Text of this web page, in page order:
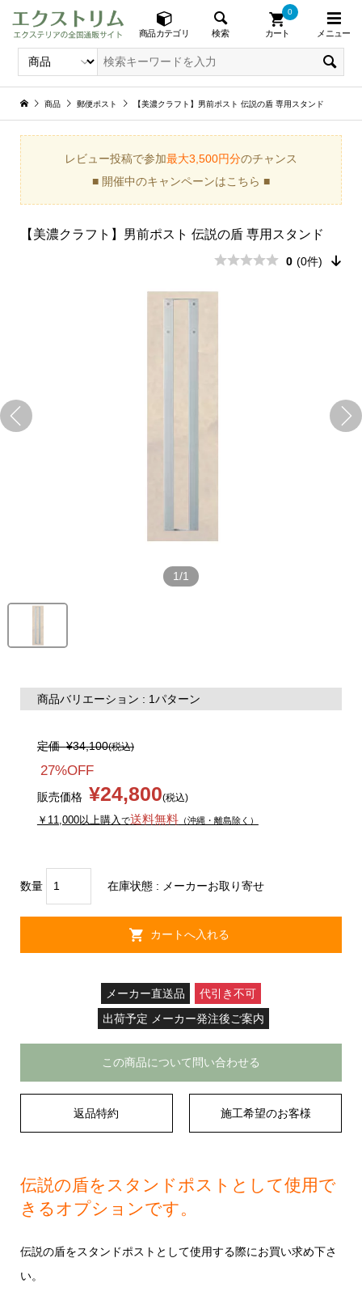
商品カテゴリ 検索 カート
0
メニュー
商品 郵便ポスト 【美濃クラフト】男前ポスト 伝説の盾 専用スタンド
レビュー投稿で参加最大3,500円分のチャンス
■ 開催中のキャンペーンはこちら ■
【美濃クラフト】男前ポスト 伝説の盾 専用スタンド
0 (0件)
1/1
商品バリエーション : 1パターン
定価¥34,100(税込)
27%OFF
販売価格 ¥24,800(税込)
￥11,000以上購入 で送料無料（沖縄・離島除く）
数量 在庫状態 : メーカーお取り寄せ
メーカー直送品
代引き不可
出荷予定 メーカー発注後ご案内
この商品について問い合わせる
返品特約 施工希望のお客様
伝説の盾をスタンドポストとして使用で
きるオプションです。
伝説の盾をスタンドポストとして使用する際にお買い求め下さ
い。